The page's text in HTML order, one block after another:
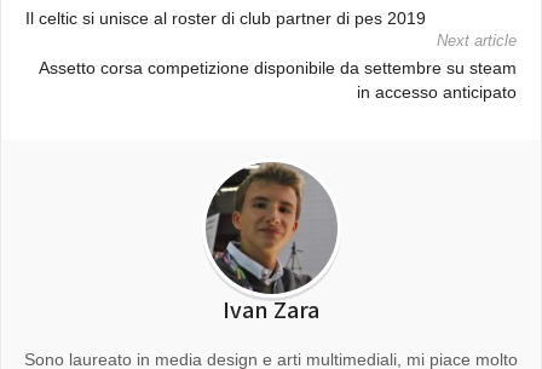
Il celtic si unisce al roster di club partner di pes 2019
Next article
Assetto corsa competizione disponibile da settembre su steam
in accesso anticipato
Ivan Zara
Sono laureato in media design e arti multimediali, mi piace molto